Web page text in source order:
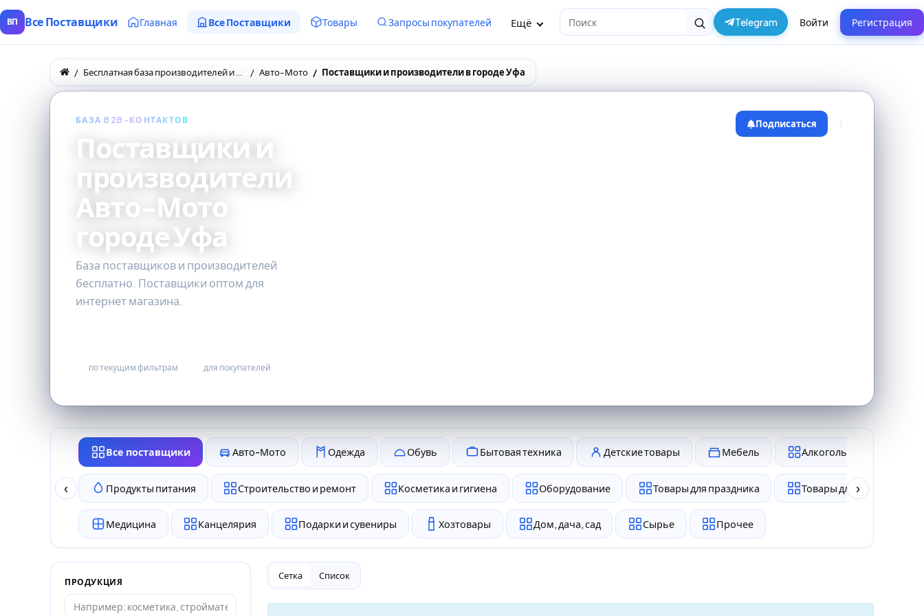
ВП Все Поставщики Главная Все Поставщики Товары Запросы покупателей Ещё Поиск Telegram Войти Регистрация
Авто-Мото Поставщики и производители в городе Уфа
БАЗА B2B-КОНТАКТОВ
Поставщики и
производители
Авто-Мото
городе Уфа
База поставщиков и производителей
бесплатно. Поставщики оптом для
интернет магазина.
по текущим фильтрам для покупателей
Подписаться 1
‹
Все поставщики Авто-Мото Одежда Обувь Бытовая техника Детские товары Мебель Алкоголь и табак
Продукты питания Строительство и ремонт Косметика и гигиена Оборудование Товары для праздника Товары для животных
Медицина Канцелярия Подарки и сувениры Хозтовары Дом, дача, сад Сырье Прочее
›
ПРОДУКЦИЯ
Сетка Список